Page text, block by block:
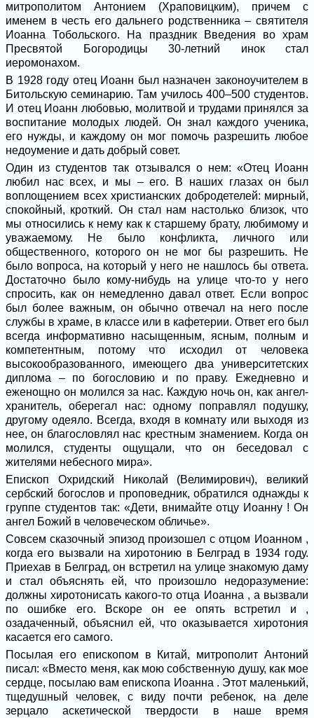
митрополитом Антонием (Храповицким), причем с
именем в честь его дальнего родственника – святителя
Иоанна Тобольского. На праздник Введения во храм
Пресвятой Богородицы 30-летний инок стал
иеромонахом.
В 1928 году отец Иоанн был назначен законоучителем в
Битольскую семинарию. Там училось 400–500 студентов.
И отец Иоанн любовью, молитвой и трудами принялся за
воспитание молодых людей. Он знал каждого ученика,
его нужды, и каждому он мог помочь разрешить любое
недоумение и дать добрый совет.
Один из студентов так отзывался о нем: «Отец Иоанн
любил нас всех, и мы – его. В наших глазах он был
воплощением всех христианских добродетелей: мирный,
спокойный, кроткий. Он стал нам настолько близок, что
мы относились к нему как к старшему брату, любимому и
уважаемому. Не было конфликта, личного или
общественного, которого он не мог бы разрешить. Не
было вопроса, на который у него не нашлось бы ответа.
Достаточно было кому-нибудь на улице что-то у него
спросить, как он немедленно давал ответ. Если вопрос
был более важным, он обычно отвечал на него после
службы в храме, в классе или в кафетерии. Ответ его был
всегда информативно насыщенным, ясным, полным и
компетентным, потому что исходил от человека
высокообразованного, имеющего два университетских
диплома – по богословию и по праву. Ежедневно и
еженощно он молился за нас. Каждую ночь он, как ангел-
хранитель, оберегал нас: одному поправлял подушку,
другому одеяло. Всегда, входя в комнату или выходя из
нее, он благословлял нас крестным знамением. Когда он
молился, студенты ощущали, что он беседовал с
жителями небесного мира».
Епископ Охридский Николай (Велимирович), великий
сербский богослов и проповедник, обратился однажды к
группе студентов так: «Дети, внимайте отцу Иоанну ! Он
ангел Божий в человеческом обличье».
Совсем сказочный эпизод произошел с отцом Иоанном ,
когда его вызвали на хиротонию в Белград в 1934 году.
Приехав в Белград, он встретил на улице знакомую даму
и стал объяснять ей, что произошло недоразумение:
должны хиротонисать какого-то отца Иоанна , а вызвали
по ошибке его. Вскоре он ее опять встретил и ,
озадаченный, объяснил ей, что оказывается хиротония
касается его самого.
Посылая его епископом в Китай, митрополит Антоний
писал: «Вместо меня, как мою собственную душу, как мое
сердце, посылаю вам епископа Иоанна . Этот маленький,
тщедушный человек, с виду почти ребенок, на деле
зерцало аскетической твердости в наше время